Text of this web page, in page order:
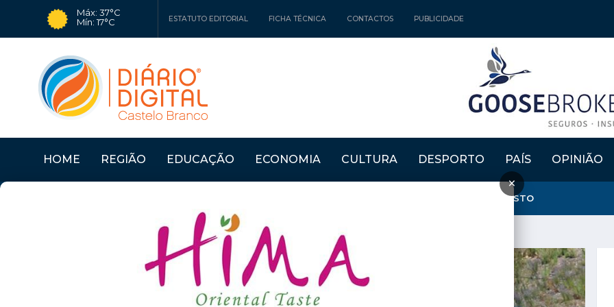
Máx: 37°C
Mín: 17°C
ESTATUTO EDITORIAL FICHA TÉCNICA CONTACTOS PUBLICIDADE
HOME REGIÃO EDUCAÇÃO ECONOMIA CULTURA DESPORTO PAÍS OPINIÃO
×
SERTÃ: OFICINAS "CONTA E CRIA" REGRESSAM DE 15 A 30 DE AGOSTO